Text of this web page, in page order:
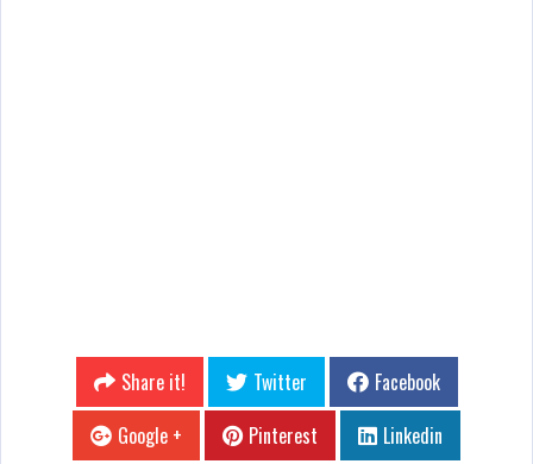
Share it! Twitter
Facebook
Google +
Pinterest Linkedin